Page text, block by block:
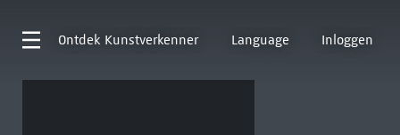
Ontdek Kunstverkenner Language Inloggen